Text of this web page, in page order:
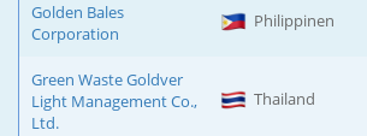
Golden Bales
Corporation
Philippinen
Green Waste Goldver
Light Management Co.,
Ltd.
Thailand